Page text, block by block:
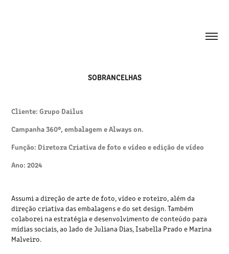
SOBRANCELHAS
Cliente: Grupo Dailus
Campanha 360º, embalagem e Always on.
Função: Diretora Criativa de foto e vídeo e edição de vídeo
Ano: 2024
Assumi a direção de arte de foto, vídeo e roteiro, além da
direção criativa das embalagens e do set design. Também
colaborei na estratégia e desenvolvimento de conteúdo para
mídias sociais, ao lado de Juliana Dias, Isabella Prado e Marina
Malveiro.